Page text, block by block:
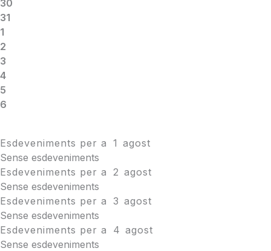
30
31
1
2
3
4
5
6
Esdeveniments per a 1 agost
Sense esdeveniments
Esdeveniments per a
2 agost
Sense esdeveniments
Esdeveniments per a 3 agost
Sense esdeveniments
Esdeveniments per a
4 agost
Sense esdeveniments